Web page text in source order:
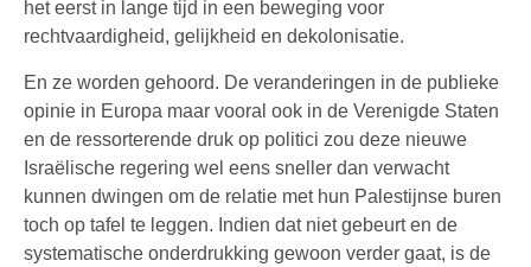
het eerst in lange tijd in een beweging voor
rechtvaardigheid, gelijkheid en dekolonisatie.
En ze worden gehoord. De veranderingen in de publieke
opinie in Europa maar vooral ook in de Verenigde Staten
en de ressorterende druk op politici zou deze nieuwe
Israëlische regering wel eens sneller dan verwacht
kunnen dwingen om de relatie met hun Palestijnse buren
toch op tafel te leggen. Indien dat niet gebeurt en de
systematische onderdrukking gewoon verder gaat, is de